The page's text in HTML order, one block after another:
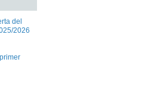
del
2026